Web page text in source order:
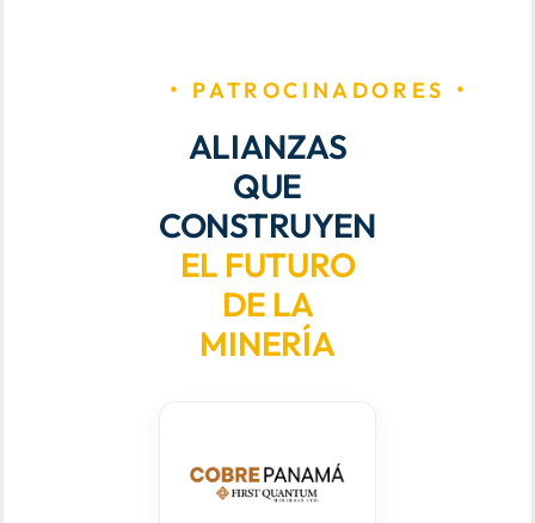
PATROCINADORES
ALIANZAS
QUE
CONSTRUYEN
EL FUTURO
DE LA
MINERÍA